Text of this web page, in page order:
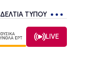
ΔΕΛΤΙΑ ΤΥΠΟΥ
LIVE